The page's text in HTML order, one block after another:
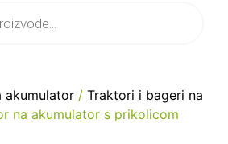
akumulator / Traktori i bageri na
na akumulator s prikolicom